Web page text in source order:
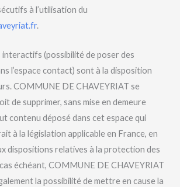
à l’utilisation du
.
interactifs (possibilité de poser des
l’espace contact) sont à la disposition
COMMUNE DE CHAVEYRIAT se
de supprimer, sans mise en demeure
contenu déposé dans cet espace qui
à la législation applicable en France, en
dispositions relatives à la protection des
échéant, COMMUNE DE CHAVEYRIAT
la possibilité de mettre en cause la